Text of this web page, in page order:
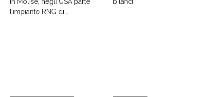
in Molise, negli USA parte
l’impianto RNG di...
bilanci